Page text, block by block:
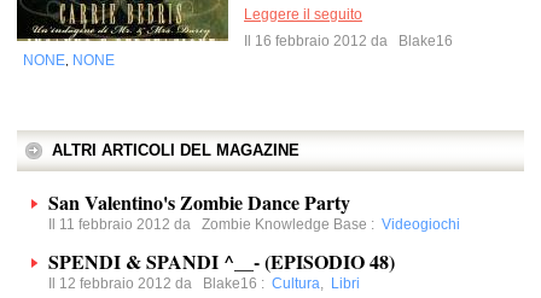
Leggere il seguito
Il 16 febbraio 2012 da
Blake16
NONE NONE
ALTRI ARTICOLI DEL MAGAZINE
San Valentino's Zombie Dance Party
Il 11 febbraio 2012 da Zombie Knowledge Base : Videogiochi
SPENDI & SPANDI ^__- (EPISODIO 48)
Il 12 febbraio 2012 da Blake16 : Cultura, Libri